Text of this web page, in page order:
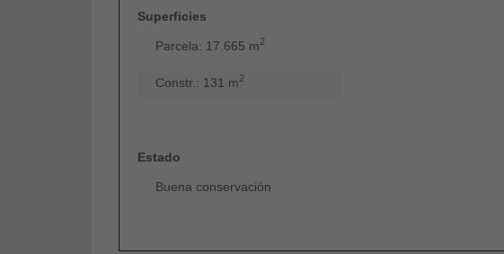
Superficies
Parcela: 17.665 m2
Constr.: 131 m2
Estado
Buena conservación